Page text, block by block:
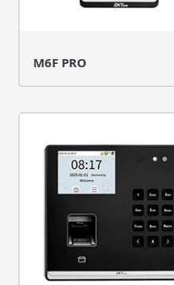
M6F PRO